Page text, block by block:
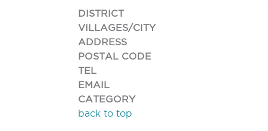
DISTRICT
VILLAGES/CITY
ADDRESS
POSTAL CODE
TEL
EMAIL
CATEGORY
back to top